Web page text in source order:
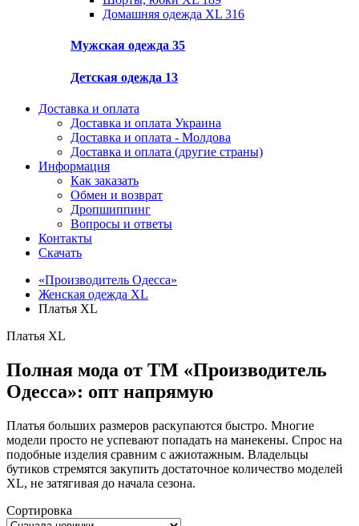
Домашняя одежда XL 316
Мужская одежда 35
Детская одежда 13
Доставка и оплата
Доставка и оплата Украина
Доставка и оплата - Молдова
Доставка и оплата (другие страны)
Информация
Как заказать
Обмен и возврат
Дропшиппинг
Вопросы и ответы
Контакты
Скачать
«Производитель Одесса»
Женская одежда XL
Платья XL
Платья XL
Полная мода от ТМ «Производитель
Одесса»: опт напрямую
Платья больших размеров раскупаются быстро. Многие
модели просто не успевают попадать на манекены. Спрос на
подобные изделия сравним с ажиотажным. Владельцы
бутиков стремятся закупить достаточное количество моделей
XL, не затягивая до начала сезона.
Сортировка